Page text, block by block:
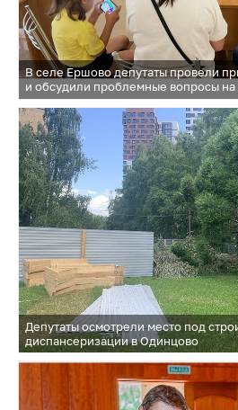
В селе Ершово депутаты провели
и обсудили проблемные вопросы на
Депутаты осмотрели место под
диспансеризации в Одинцово